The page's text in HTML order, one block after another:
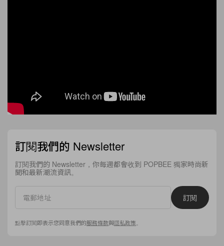
訂閱我們的 Newsletter
訂閱我們的 Newsletter，你每週都會收到 POPBEE 獨家時尚新
聞和最新潮流資訊。
訂閱
點擊訂閱即表示您同意我們的服務條款與隱私政策。